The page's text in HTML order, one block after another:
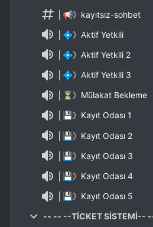
│📢》kayıtsız-sohbet
│💠》Aktif Yetkili
│💠》Aktif Yetkili 2
│💠》Aktif Yetkili 3
│⏳》Mülakat Bekleme
│💾》Kayıt Odası 1
│💾》Kayıt Odası 2
│💾》Kayıt Odası 3
│💾》Kayıt Odası 4
│💾》Kayıt Odası 5
-- -- --TİCKET SİSTEMİ--